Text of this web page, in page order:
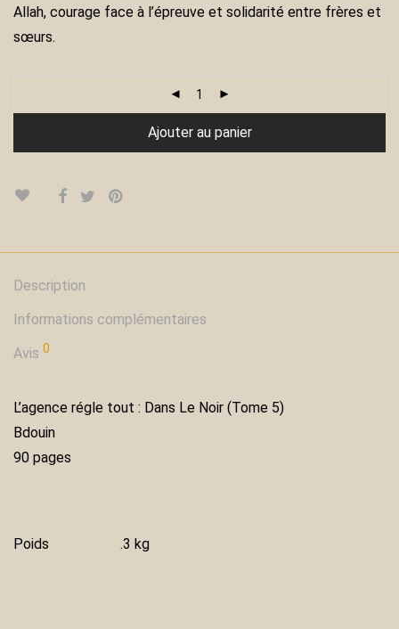
Allah, courage face à l’épreuve et solidarité entre frères et
sœurs.
Ajouter au panier
Description
Informations complémentaires
Avis 0
L’agence régle tout : Dans Le Noir (Tome 5)
Bdouin
90 pages
Poids .3 kg